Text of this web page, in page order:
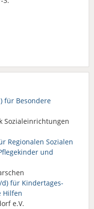
für Besondere
Sozialeinrichtungen
Regionalen Sozialen
und
d) für Kindertages­
Hilfen
e.V.